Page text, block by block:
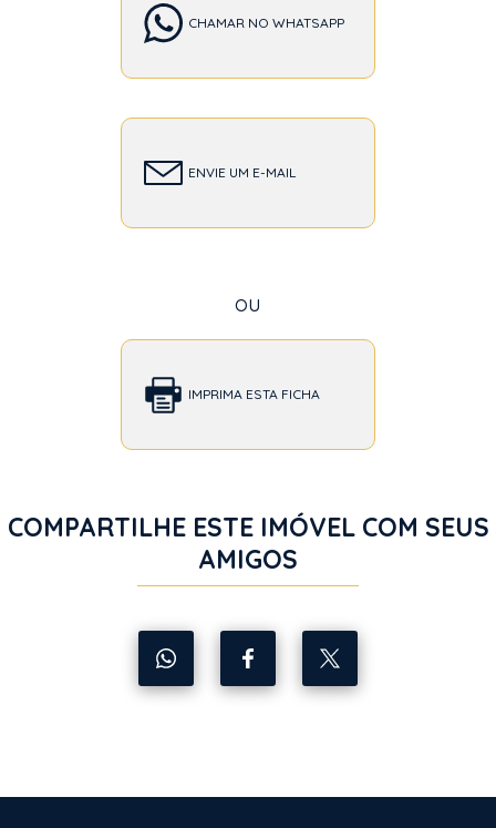
CHAMAR NO WHATSAPP
ENVIE UM E-MAIL
ou
IMPRIMA ESTA FICHA
COMPARTILHE ESTE IMÓVEL COM SEUS
AMIGOS